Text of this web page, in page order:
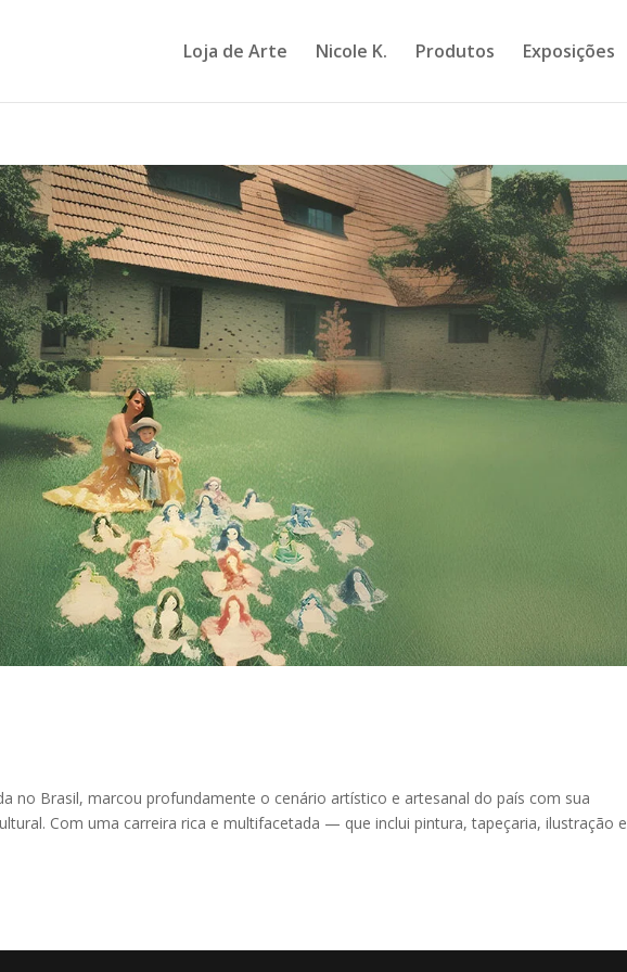
Loja de Arte Nicole K. Produtos Exposições
no Brasil, marcou profundamente o cenário artístico e artesanal do país com sua
Com uma carreira rica e multifacetada — que inclui pintura, tapeçaria, ilustração e